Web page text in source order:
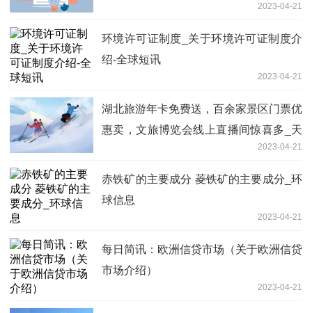
2023-04-21
环境许可证制度_关于环境许可证制度介
绍-全球短讯
2023-04-21
湖北旅游年卡免费送，百余家景区门票优
惠卖，文旅博览会线上直播间惊喜多_天
2023-04-21
赤铁矿的主要成分 菱铁矿的主要成分_环
球信息
2023-04-21
每日简讯：欧洲信贷市场（关于欧洲信贷
市场介绍）
2023-04-21